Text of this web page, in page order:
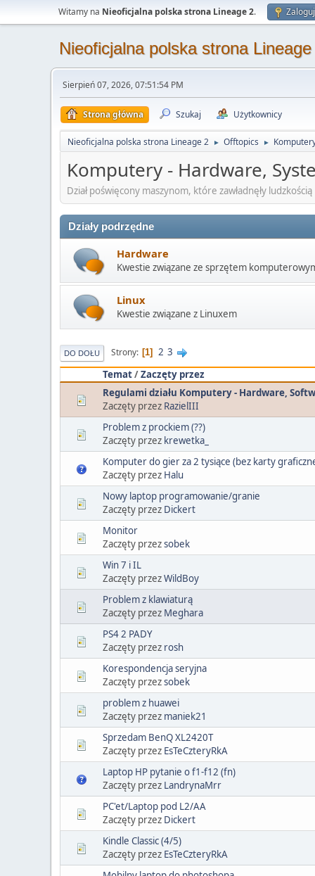
Witamy na Nieoficjalna polska strona Lineage 2.
Nieoficjalna polska strona
Sierpień 07, 2026, 07:51:54 PM
Strona główna Szukaj Użytkownicy
Nieoficjalna polska strona Lineage 2 ► Offtopics ►
Komputery - Hardware,
Dział poświęcony maszynom, które zawładnęły ludzkością
Działy podrzędne
Hardware
Kwestie związane ze sprzętem
Linux
Kwestie związane z Linuxem
DO DOŁU Strony 1 2 3
Temat/Zaczęty przez
Regulami działu Komputery - Hardware,
Zaczęty przez RazielIII
Problem z prockiem (??)
Zaczęty przez krewetka_
Komputer do gier za 2 tysiące (bez karty
Zaczęty przez Halu
Nowy laptop programowanie/granie
Zaczęty przez Dickert
Monitor
Zaczęty przezsobek
Win 7 i IL
Zaczęty przezWildBoy
Problem z klawiaturą
Zaczęty przez Meghara
PS4 2 PADY
Zaczęty przez rosh
Korespondencja seryjna
Zaczęty przezsobek
problem z huawei
Zaczęty przez maniek21
Sprzedam BenQ XL2420T
Zaczęty przez EsTeCzteryRkA
Laptop HP pytanie o f1-f12 (fn)
Zaczęty przez LandrynaMrr
PC'et/Laptop pod L2/AA
Zaczęty przez Dickert
Kindle Classic (4/5)
Zaczęty przez EsTeCzteryRkA